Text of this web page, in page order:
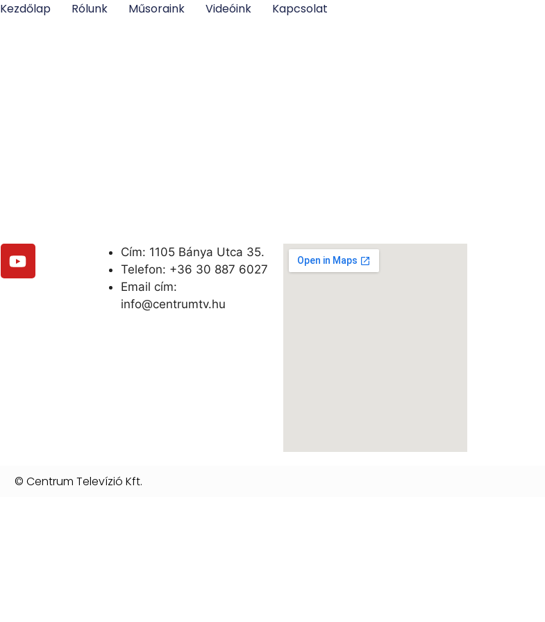
Kezdőlap Rólunk Műsoraink Videóink Kapcsolat
Cím: 1105 Bánya Utca 35.
Telefon: +36 30 887 6027
Email cím:
info@centrumtv.hu
© Centrum Televízió Kft.